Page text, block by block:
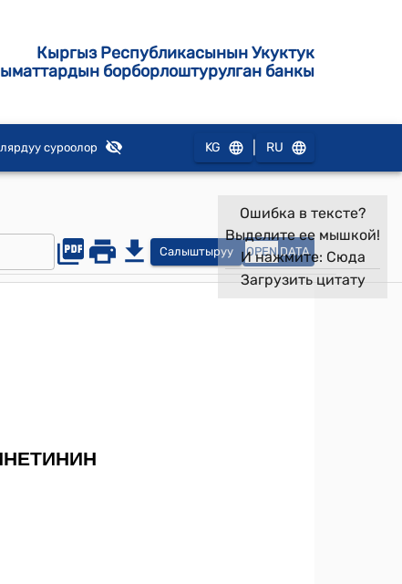
Кыргыз Республикасынын Укуктук
борборлоштурулган банкы
суроолор KG RU
Салыштыруу OPEN DATA
Ошибка в тексте?
Выделите ее мышкой!
И нажмите: Сюда
Загрузить цитату